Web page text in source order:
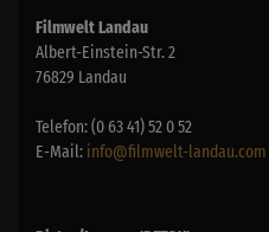
Filmwelt Landau
Albert-Einstein-Str. 2
76829 Landau
Telefon: (0 63 41) 52 0 52
E-Mail: info@filmwelt-landau.com